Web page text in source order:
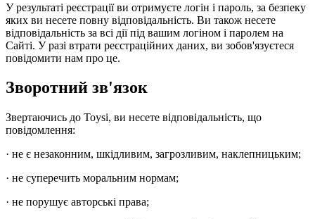
У результаті реєстрації ви отримуєте логін і пароль, за безпеку
яких ви несете повну відповідальність. Ви також несете
відповідальність за всі дії під вашим логіном і паролем на
Сайті. У разі втрати реєстраційних даних, ви зобов'язуєтеся
повідомити нам про це.
Зворотний зв'язок
Звертаючись до Toysi, ви несете відповідальність, що
повідомлення:
· не є незаконним, шкідливим, загрозливим, наклепницьким;
· не суперечить моральним нормам;
· не порушує авторські права;